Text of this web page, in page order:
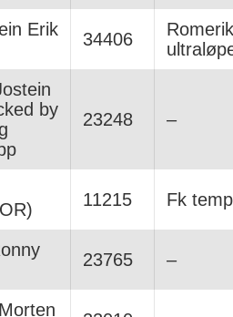
Erik
34406
by
23248 –
11215 Fk
23765 –